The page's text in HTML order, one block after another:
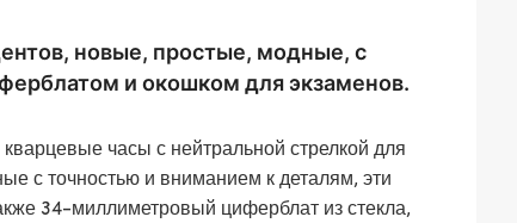
новые, простые, модные, с
и окошком для экзаменов.
часы с нейтральной стрелкой для
с точностью и вниманием к деталям, эти
34-миллиметровый циферблат из стекла,